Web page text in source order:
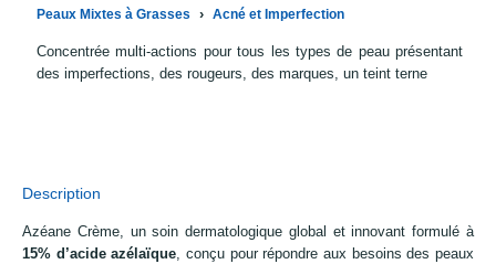
Peaux Mixtes à Grasses › Acné et Imperfection
Concentrée multi-actions pour tous les types de peau présentant
des imperfections, des rougeurs, des marques, un teint terne
Description
Azéane Crème, un soin dermatologique global et innovant formulé à
15% d’acide azélaïque, conçu pour répondre aux besoins des peaux